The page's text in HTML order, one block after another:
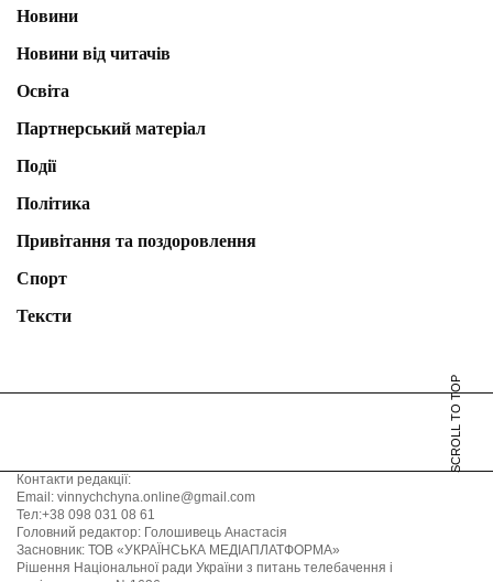
Новини
Новини від читачів
Освіта
Партнерський матеріал
Події
Політика
Привітання та поздоровлення
Спорт
Тексти
SCROLL TO TOP
Контакти редакції:
Email: vinnychchyna.online@gmail.com
Тел:+38 098 031 08 61
Головний редактор: Голошивець Анастасія
Засновник: ТОВ «УКРАЇНСЬКА МЕДІАПЛАТФОРМА»
Рішення Національної ради України з питань телебачення і